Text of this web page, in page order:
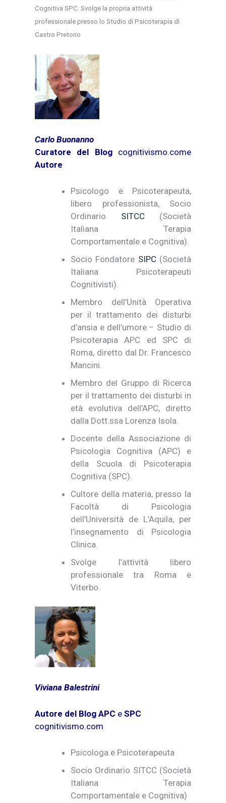
Cognitiva SPC.Svolge la propria attività
professionale presso lo Studio di Psicoterapia di
Castro Pretorio
Carlo Buonanno
Curatore del Blog cognitivismo.come
Autore
Psicologo e Psicoterapeuta,
libero professionista, Socio
Ordinario SITCC(Società
Italiana Terapia
Comportamentale e Cognitiva).
Socio Fondatore SIPC(Società
Italiana Psicoterapeuti
Cognitivisti).
Membro dell’Unità Operativa
per il trattamento dei disturbi
d’ansia e dell’umore – Studio di
Psicoterapia APC ed SPC di
Roma, diretto dal Dr. Francesco
Mancini.
Membro del Gruppo di Ricerca
per il trattamento dei disturbi in
età evolutiva dell’APC, diretto
dalla Dott.ssa Lorenza Isola.
Docente della Associazione di
Psicologia Cognitiva (APC) e
della Scuola di Psicoterapia
Cognitiva (SPC).
Cultore della materia, presso la
Facoltà di Psicologia
dell’Università de L’Aquila, per
l’insegnamento di Psicologia
Clinica.
Svolge l’attività libero
professionale tra Roma e
Viterbo.
Viviana Balestrini
Autore del Blog APC e SPC
cognitivismo.com
Psicologa e Psicoterapeuta
Socio Ordinario SITCC (Società
Italiana Terapia
Comportamentale e Cognitiva)